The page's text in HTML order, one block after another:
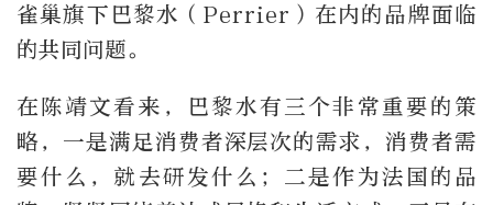
雀巢旗下巴黎水（Perrier）在内的品牌面临
的共同问题。
在陈靖文看来，巴黎水有三个非常重要的策
略，一是满足消费者深层次的需求，消费者需
要什么，就去研发什么；二是作为法国的品